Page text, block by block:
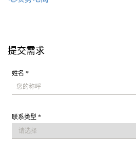
提交需求
姓名 *
联系类型 *